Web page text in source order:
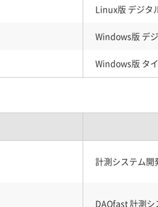
Linux版 デジタ
Windows版 デ
Windows版 タ
計測システム開
DAQfast 計測